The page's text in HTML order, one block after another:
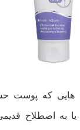
هایی که پوست
به اصطلاح